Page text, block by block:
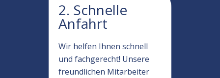
2. Schnelle
Anfahrt
Wir helfen Ihnen schnell
und fachgerecht! Unsere
freundlichen Mitarbeiter